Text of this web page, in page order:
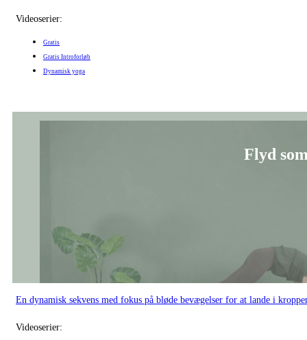
Videoserier:
Gratis
Gratis Introforløb
Dynamisk yoga
Flyd
En dynamisk sekvens med fokus på bløde bevægelser for at lande i
Videoserier: